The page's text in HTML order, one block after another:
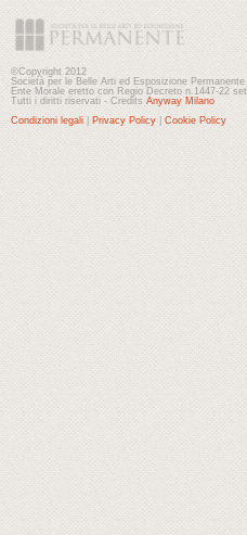
©Copyright 2012
Società per le Belle Arti ed Esposizione Permanente
Ente Morale eretto con Regio Decreto n.1447-22
Tutti i diritti riservati - Credits Anyway Milano
Condizioni legali
Privacy Policy Cookie Policy